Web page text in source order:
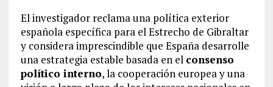
El investigador reclama una política exterior
española específica para el Estrecho de Gibraltar
y considera imprescindible que España desarrolle
una estrategia estable basada en el consenso
político interno, la cooperación europea y una